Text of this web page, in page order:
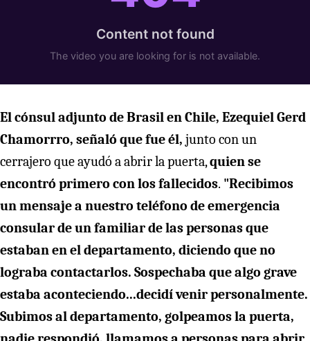
El cónsul adjunto de Brasil en Chile, Ezequiel Gerd
Chamorrro, señaló que fue él, junto con un
cerrajero que ayudó a abrir la puerta,quien se
encontró primero con los fallecidos. "Recibimos
un mensaje a nuestro teléfono de emergencia
consular de un familiar de las personas que
estaban en el departamento, diciendo que no
lograba contactarlos. Sospechaba que algo grave
estaba aconteciendo...decidí venir personalmente.
Subimos al departamento, golpeamos la puerta,